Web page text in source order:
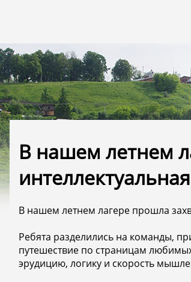
В нашем летнем
В нашем летнем лагере прошла
Ребята разделились на команды,
путешествие по страницам
эрудицию, логику и скорость